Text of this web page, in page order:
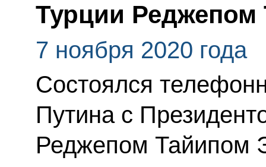
Турции
7 ноября 2020 года
Состоялся
Путина с
Реджепом Тайипом